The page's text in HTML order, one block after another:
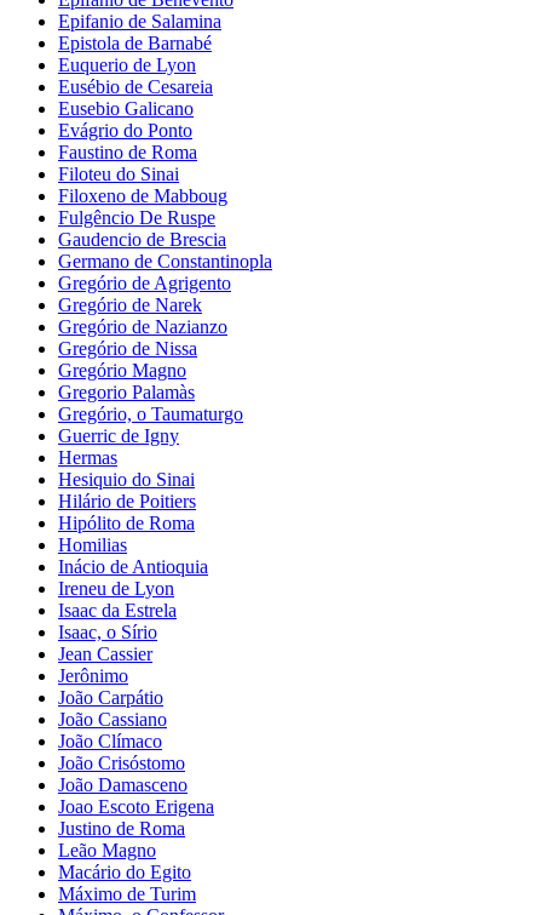
Epifanio de Salamina
Epistola de Barnabé
Euquerio de Lyon
Eusébio de Cesareia
Eusebio Galicano
Evágrio do Ponto
Faustino de Roma
Filoteu do Sinai
Filoxeno de Mabboug
Fulgêncio De Ruspe
Gaudencio de Brescia
Germano de Constantinopla
Gregório de Agrigento
Gregório de Narek
Gregório de Nazianzo
Gregório de Nissa
Gregório Magno
Gregorio Palamàs
Gregório, o Taumaturgo
Guerric de Igny
Hermas
Hesiquio do Sinai
Hilário de Poitiers
Hipólito de Roma
Homilias
Inácio de Antioquia
Ireneu de Lyon
Isaac da Estrela
Isaac, o Sírio
Jean Cassier
Jerônimo
João Carpátio
João Cassiano
João Clímaco
João Crisóstomo
João Damasceno
Joao Escoto Erigena
Justino de Roma
Leão Magno
Macário do Egito
Máximo de Turim